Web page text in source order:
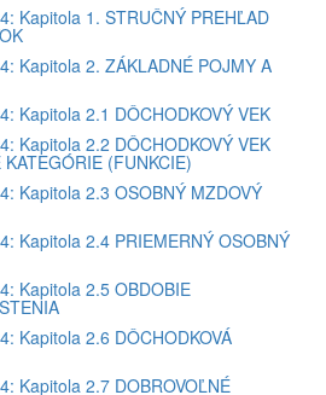
Kapitola 1. STRUČNÝ PREHĽAD
Kapitola 2. ZÁKLADNÉ POJMY A
Kapitola 2.1 DÔCHODKOVÝ VEK
Kapitola 2.2 DÔCHODKOVÝ VEK
(FUNKCIE)
Kapitola 2.3 OSOBNÝ MZDOVÝ
Kapitola 2.4 PRIEMERNÝ OSOBNÝ
Kapitola 2.5 OBDOBIE
Kapitola 2.6 DÔCHODKOVÁ
Kapitola 2.7 DOBROVOĽNÉ